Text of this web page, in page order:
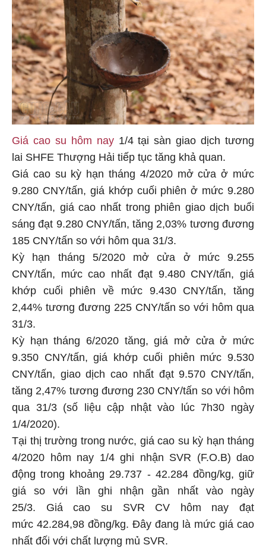
Giá cao su hôm nay 1/4 tại sàn giao dịch tương
lai SHFE Thượng Hải tiếp tục tăng khả quan.
Giá cao su kỳ hạn tháng 4/2020 mở cửa ở mức
9.280 CNY/tấn, giá khớp cuối phiên ở mức 9.280
CNY/tấn, giá cao nhất trong phiên giao dịch buổi
sáng đạt 9.280 CNY/tấn, tăng 2,03% tương đương
185 CNY/tấn so với hôm qua 31/3.
Kỳ hạn tháng 5/2020 mở cửa ở mức 9.255
CNY/tấn, mức cao nhất đạt 9.480 CNY/tấn, giá
khớp cuối phiên về mức 9.430 CNY/tấn, tăng
2,44% tương đương 225 CNY/tấn so với hôm qua
31/3.
Kỳ hạn tháng 6/2020 tăng, giá mở cửa ở mức
9.350 CNY/tấn, giá khớp cuối phiên mức 9.530
CNY/tấn, giao dịch cao nhất đạt 9.570 CNY/tấn,
tăng 2,47% tương đương 230 CNY/tấn so với hôm
qua 31/3 (số liệu cập nhật vào lúc 7h30 ngày
1/4/2020).
Tại thị trường trong nước, giá cao su kỳ hạn tháng
4/2020 hôm nay 1/4 ghi nhận SVR (F.O.B) dao
động trong khoảng 29.737 - 42.284 đồng/kg, giữ
giá so với lần ghi nhận gần nhất vào ngày
25/3. Giá cao su SVR CV hôm nay đạt
mức 42.284,98 đồng/kg. Đây đang là mức giá cao
nhất đối với chất lượng mủ SVR.